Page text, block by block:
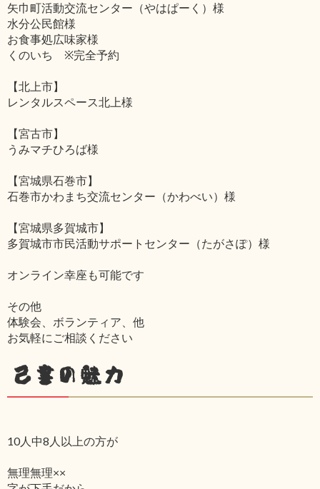
矢巾町活動交流センター（やはぱーく）様
水分公民館様
お食事処広味家様
くのいち ※完全予約
【北上市】
レンタルスペース北上様
【宮古市】
うみマチひろば様
【宮城県石巻市】
石巻市かわまち交流センター（かわべい）様
【宮城県多賀城市】
多賀城市市民活動サポートセンター（たがさぽ）様
オンライン幸座も可能です
その他
体験会、ボランティア、他
お気軽にご相談ください
己書の魅力
10人中8人以上の方が
無理無理××